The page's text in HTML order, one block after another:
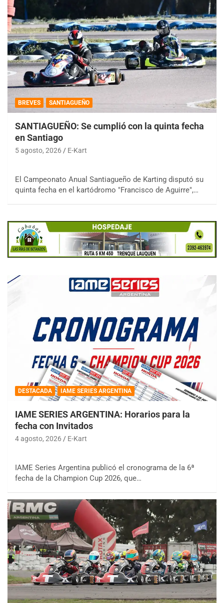
BREVES SANTIAGUEÑO
SANTIAGUEÑO: Se cumplió con la quinta fecha
en Santiago
5 agosto, 2026 E-Kart
El Campeonato Anual Santiagueño de Karting disputó su
quinta fecha en el kartódromo "Francisco de Aguirre",…
DESTACADA IAME SERIES ARGENTINA
IAME SERIES ARGENTINA: Horarios para la
fecha con Invitados
4 agosto, 2026 E-Kart
IAME Series Argentina publicó el cronograma de la 6ª
fecha de la Champion Cup 2026, que…